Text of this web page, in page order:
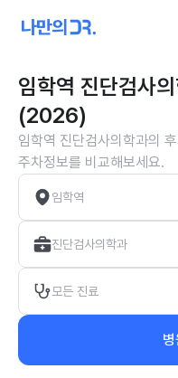
임학역 진단검사
(2026)
임학역 진단검사의학과의
주차정보를 비교해보세요.
임학역
진단검사의학과
모든 진료